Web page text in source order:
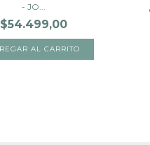
- JO...
$54.499,00